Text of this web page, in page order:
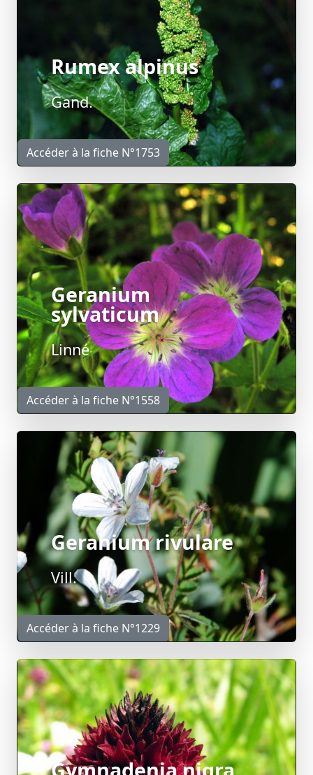
Rumex alpinus
Gand.
Accéder à la fiche N°1753
Geranium
sylvaticum
Linné
Accéder à la fiche N°1558
Geranium rivulare
Vill.
Accéder à la fiche N°1229